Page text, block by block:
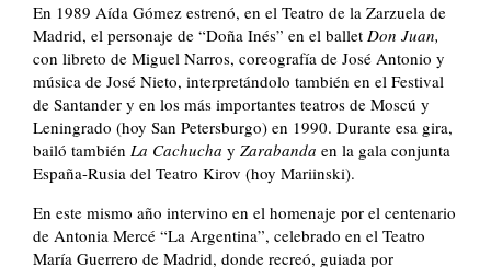
En 1989 Aída Gómez estrenó, en el Teatro de la Zarzuela de
Madrid, el personaje de “Doña Inés” en el ballet Don Juan,
con libreto de Miguel Narros, coreografía de José Antonio y
música de José Nieto, interpretándolo también en el Festival
de Santander y en los más importantes teatros de Moscú y
Leningrado (hoy San Petersburgo) en 1990. Durante esa gira,
bailó también La Cachucha y Zarabanda en la gala conjunta
España-Rusia del Teatro Kirov (hoy Mariinski).
En este mismo año intervino en el homenaje por el centenario
de Antonia Mercé “La Argentina”, celebrado en el Teatro
María Guerrero de Madrid, donde recreó, guiada por